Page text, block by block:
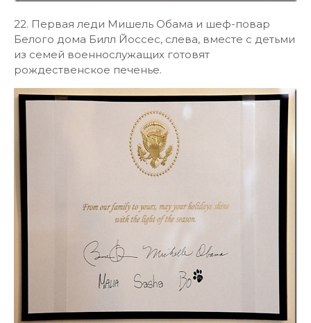
22. Первая леди Мишель Обама и шеф-повар
Белого дома Билл Йоссес, слева, вместе с детьми
из семей военнослужащих готовят
рождественское печенье.